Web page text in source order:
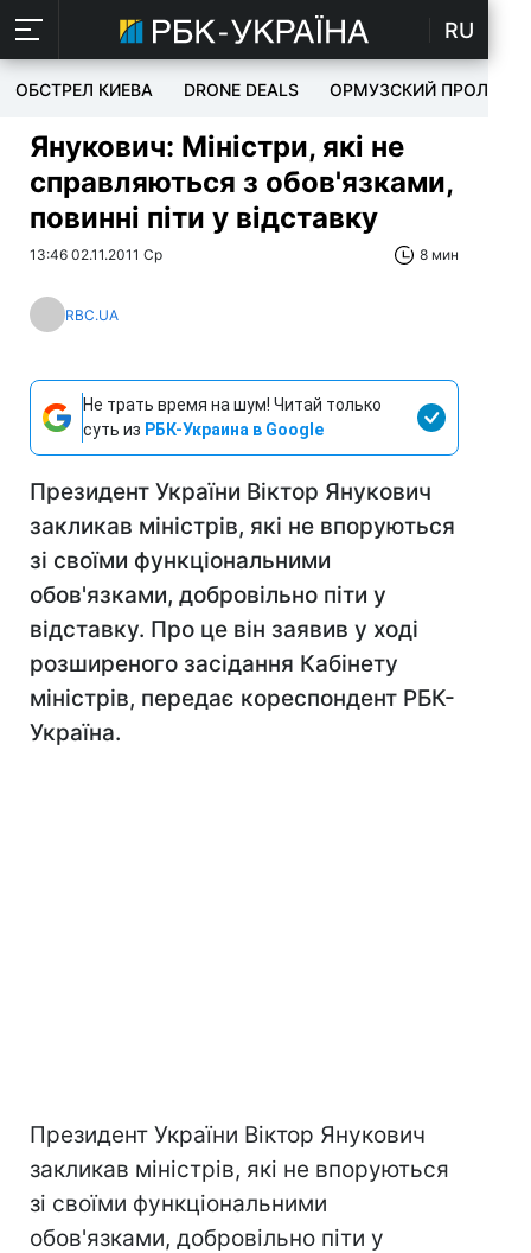
RU
ОБСТРЕЛ КИЕВА DRONE DEALS ОРМУЗСКИЙ ПРОЛИВ
Янукович: Міністри, які не
справляються з обов'язками,
повинні піти у відставку
13:46 02.11.2011 Ср 8 мин
RBC.UA
Не трать время на шум! Читай только
суть из РБК-Украина в Google
Президент України Віктор Янукович
закликав міністрів, які не впоруються
зі своїми функціональними
обов'язками, добровільно піти у
відставку. Про це він заявив у ході
розширеного засідання Кабінету
міністрів, передає кореспондент РБК-
Україна.
Президент України Віктор Янукович
закликав міністрів, які не впоруються
зі своїми функціональними
обов'язками, добровільно піти у